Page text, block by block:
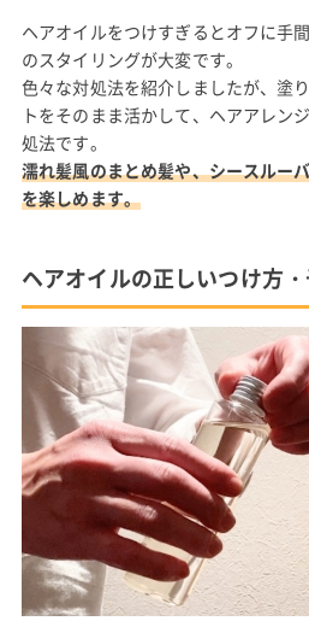
ヘアオイルをつけすぎるとオフに手
のスタイリングが大変です。
色々な対処法を紹介しましたが、塗
トをそのまま活かして、ヘアアレン
処法です。
濡れ髪風のまとめ髪や、シースルー
を楽しめます。
ヘアオイルの正しいつけ方